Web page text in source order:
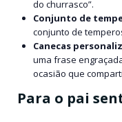
do churrasco”.
Conjunto de
conjunto de
Canecas
uma frase
ocasião que
Para o pai